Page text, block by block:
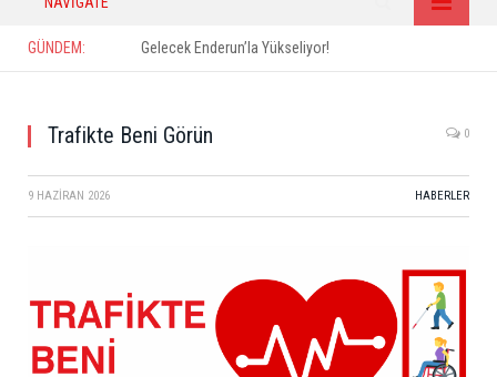
GÜNDEM: Gelecek Enderun’la Yükseliyor!
Trafikte Beni Görün 0
9 HAZIRAN 2026 HABERLER